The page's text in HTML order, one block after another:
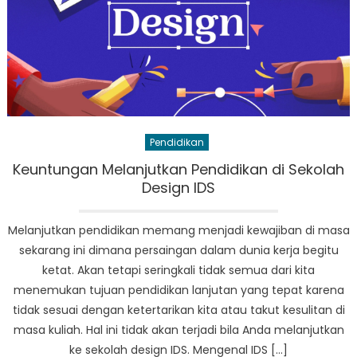
Pendidikan
Keuntungan Melanjutkan Pendidikan di Sekolah
Design IDS
Melanjutkan pendidikan memang menjadi kewajiban di masa
sekarang ini dimana persaingan dalam dunia kerja begitu
ketat. Akan tetapi seringkali tidak semua dari kita
menemukan tujuan pendidikan lanjutan yang tepat karena
tidak sesuai dengan ketertarikan kita atau takut kesulitan di
masa kuliah. Hal ini tidak akan terjadi bila Anda melanjutkan
ke sekolah design IDS. Mengenal IDS […]